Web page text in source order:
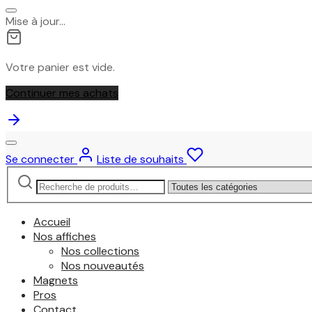
Mise à jour…
Votre panier est vide.
Continuer mes achats
Se connecter
Liste de souhaits
Recherche
pour :
Narrow
by
category:
Accueil
Nos affiches
Nos collections
Nos nouveautés
Magnets
Pros